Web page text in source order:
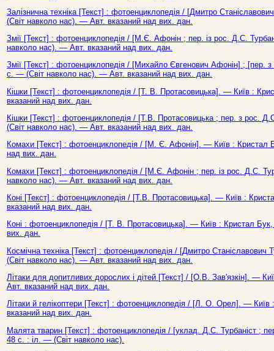
Залізнична техніка [Текст] : фотоенциклопедія / [Дмитро
(Світ навколо нас). — Авт. вказаний над вих. дан.
Змії [Текст] : фотоенциклопедія / [М.Є. Афонін ; пер. із рос. Д.С.
навколо нас). — Авт. вказаний над вих. дан.
Змії [Текст] : фотоенциклопедія / [Михайло Євгенович Афонін] ;
с. — (Світ навколо нас). — Авт. вказаний над вих. дан.
Кішки [Текст] : фотоенциклопедія / [Т. В. Протасовицька]. — Київ :
вказаний над вих. дан.
Кішки [Текст] : фотоенциклопедія / [Т.В. Протасовицька ; пер. з рос.
(Світ навколо нас). — Авт. вказаний над вих. дан.
Комахи [Текст] : фотоенциклопедія / [М. Є. Афонін]. — Київ :
над вих. дан.
Комахи [Текст] : фотоенциклопедія / [М.Є. Афонін ; пер. із рос. Д.С.
навколо нас). — Авт. вказаний над вих. дан.
Коні [Текст] : фотоенциклопедія / [Т.В. Протасовицька]. — Київ :
вказаний над вих. дан.
Коні : фотоенциклопедія / [Т. В. Протасовицька]. — Київ : Кристал
вих. дан.
Космічна техніка [Текст] : фотоенциклопедія / [Дмитро
(Світ навколо нас). — Авт. вказаний над вих. дан.
Літаки для допитливих дорослих і дітей [Текст] / [О.В. Зав'язкін]. —
Авт. вказаний над вих. дан.
Літаки й гелікоптери [Текст] : фотоенциклопедія / [Л. О. Орел]. —
вказаний над вих. дан.
Малята тварин [Текст] : фотоенциклопедія / [уклад. Д.С. Турбаніст ;
48 с. : іл. — (Світ навколо нас).